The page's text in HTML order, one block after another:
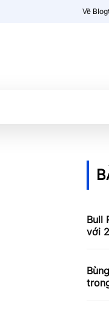
Về
Bull
với